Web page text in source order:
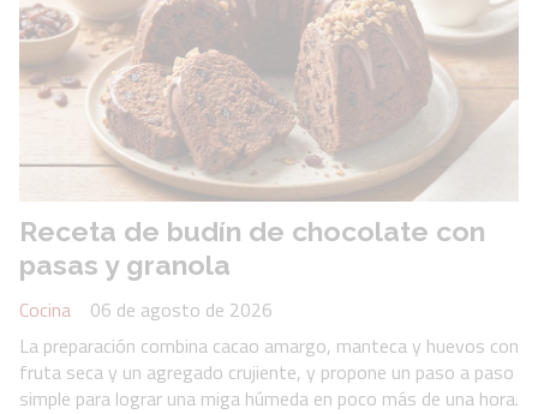
Receta de budín de chocolate con
pasas y granola
Cocina
06 de agosto de 2026
La preparación combina cacao amargo, manteca y huevos con
fruta seca y un agregado crujiente, y propone un paso a paso
simple para lograr una miga húmeda en poco más de una hora.